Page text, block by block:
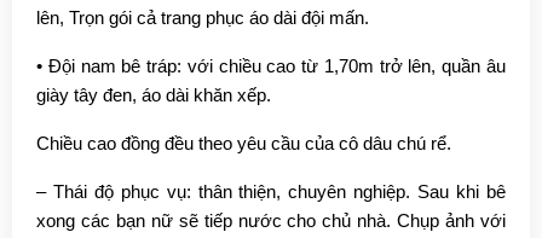
lên, Trọn gói cả trang phục áo dài đội mấn.
• Đội nam bê tráp: với chiều cao từ 1,70m trở lên, quần âu
giày tây đen, áo dài khăn xếp.
Chiều cao đồng đều theo yêu cầu của cô dâu chú rể.
– Thái độ phục vụ: thân thiện, chuyên nghiệp. Sau khi bê
xong các bạn nữ sẽ tiếp nước cho chủ nhà. Chụp ảnh với